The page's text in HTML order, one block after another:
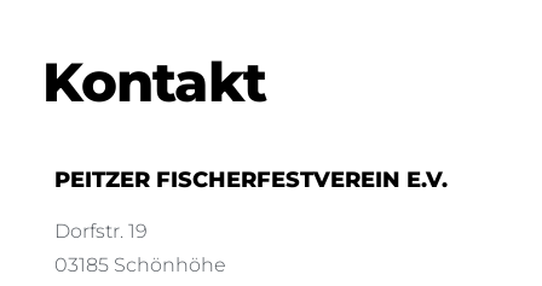
Kontakt
PEITZER FISCHERFESTVEREIN E.V.
Dorfstr. 19